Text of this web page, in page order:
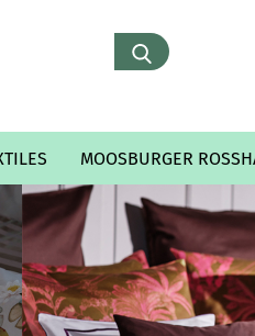
MOOSBURGER